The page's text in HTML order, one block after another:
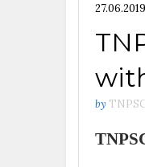
27.06.2019
by